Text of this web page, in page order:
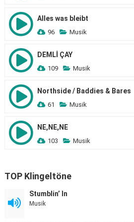
Alles was bleibt
96 Musik
DEMLİ ÇAY
109 Musik
Northside / Baddies & Bares
61 Musik
NE,NE,NE
103 Musik
TOP Klingeltöne
Stumblin’ In
Musik